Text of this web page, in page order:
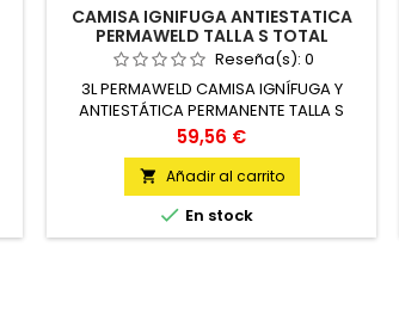
CAMISA IGNIFUGA ANTIESTATICA
PERMAWELD TALLA S TOTAL
Reseña(s): 0
3L PERMAWELD CAMISA IGNÍFUGA Y
ANTIESTÁTICA PERMANENTE TALLA S
UNIDAD
Precio
59,56 €
 Añadir al carrito
 En stock